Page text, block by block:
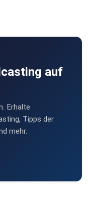
auf
Erhalte
Tipps der
mehr.